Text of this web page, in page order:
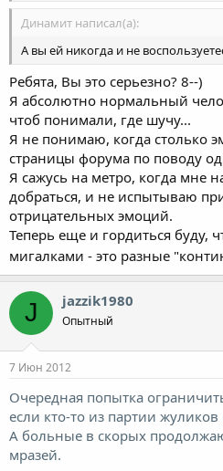
Динамит написал(а):
А вы ей никогда и не
Ребята, Вы это серьезно? 8--)
Я абсолютно нормальный
чтоб понимали, где шучу...
Я не понимаю, когда столько
страницы форума по поводу
Я сажусь на метро, когда мне
добраться, и не испытываю
отрицательных эмоций.
Теперь еще и гордиться буду,
мигалками - это разные
J jazzik1980
Опытный
7 Июн 2012
Очередная попытка
если кто-то из партии
А больные в скорых
мразей.